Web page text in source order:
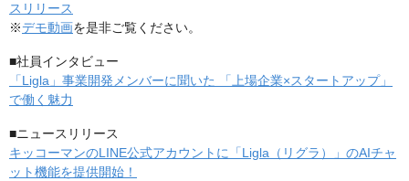
スリリース
※デモ動画を是非ご覧ください。
■社員インタビュー
「Ligla」事業開発メンバーに聞いた 「上場企業×スタートアップ」
で働く魅力
■ニュースリリース
キッコーマンのLINE公式アカウントに「Ligla（リグラ）」のAIチャ
ット機能を提供開始！